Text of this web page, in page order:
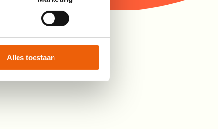
Alles toestaan